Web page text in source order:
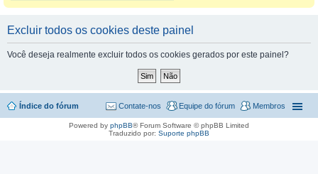
Excluir todos os cookies deste painel
Você deseja realmente excluir todos os cookies gerados por este painel?
Índice do fórum Membros
Equipe do fórum
Contate-nos
Powered by phpBB® Forum Software © phpBB Limited
Traduzido por: Suporte phpBB